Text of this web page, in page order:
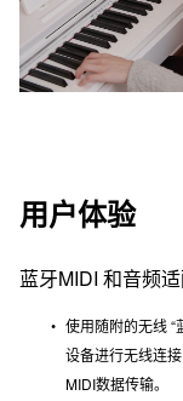
用户体验
蓝牙MIDI 和音频
使用随附的无线 “
设备进行无线连
MIDI数据传输。